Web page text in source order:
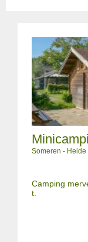
Someren - Heide
Camping
t.